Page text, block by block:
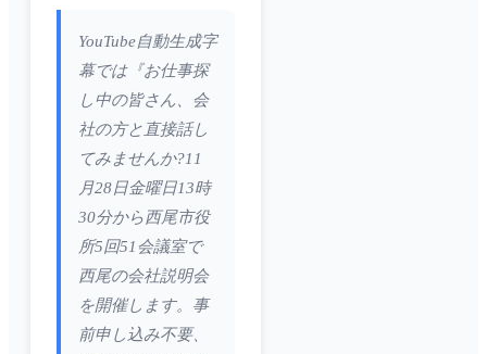
YouTube自動生成字
幕では『お仕事探
し中の皆さん、会
社の方と直接話し
てみませんか?11
月28日金曜日13時
30分から西尾市役
所5回51会議室で
西尾の会社説明会
を開催します。事
前申し込み不要、